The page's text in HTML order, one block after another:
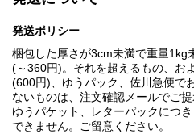
発送ポリシー
梱包した厚さが3cm未満で重量1kg
(～360円)。それを超えるもの、お
(600円)、ゆうパック、佐川急便で
ないものは、注文確認メールでご提
ゆうパケット、レターパックにつ
できません。ご留意ください。